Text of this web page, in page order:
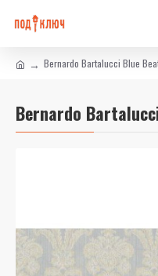
Bernardo Bartalucci Blue
Bernardo